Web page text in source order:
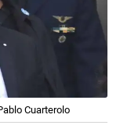
Cuarterolo